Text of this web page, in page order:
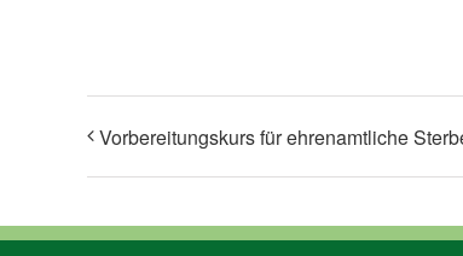
Vorbereitungskurs für ehrenamtliche